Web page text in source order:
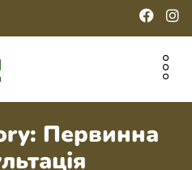
Первинна